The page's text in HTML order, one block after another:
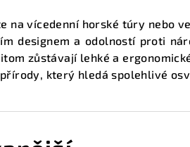
vícedenní horské túry nebo
designem a odolností proti
zůstávají lehké a
který hledáspolehlivé